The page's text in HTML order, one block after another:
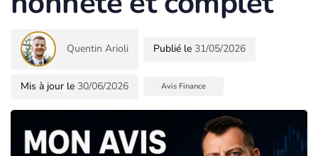
Quentin Arioli 31/05/2026
30/06/2026 Avis Finance